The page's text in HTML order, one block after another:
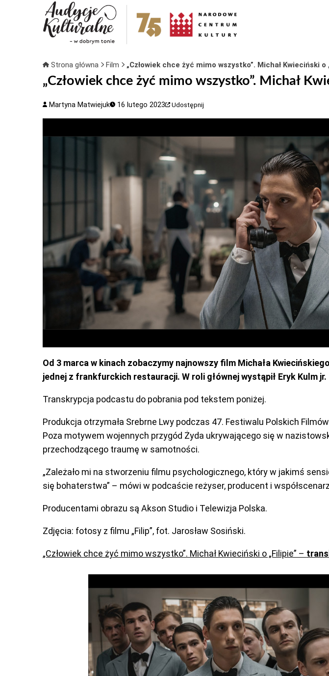
Strona główna Film „Człowiek chce żyć mimo wszystko”. Michał Kwieciński o
„Człowiek chce żyć mimo wszystko”. Michał
Martyna Matwiejuk 16 lutego 2023 Udostępnij
Od 3 marca w kinach zobaczymy najnowszy film Michała
jednej z frankfurckich restauracji. W roli głównej wystąpił Eryk Kulm jr.
Transkrypcja podcastu do pobrania pod tekstem poniżej.
Produkcja otrzymała Srebrne Lwy podczas 47. Festiwalu Polskich
Poza motywem wojennych przygód Żyda ukrywającego się w
przechodzącego traumę w samotności.
„Zależało mi na stworzeniu filmu psychologicznego, który w jakimś
się bohaterstwa” – mówi w podcaście reżyser, producent i
Producentami obrazu są Akson Studio i Telewizja Polska.
Zdjęcia: fotosy z filmu „Filip”, fot. Jarosław Sosiński.
„Człowiek chce żyć mimo wszystko”. Michał Kwieciński o „Filipie” –